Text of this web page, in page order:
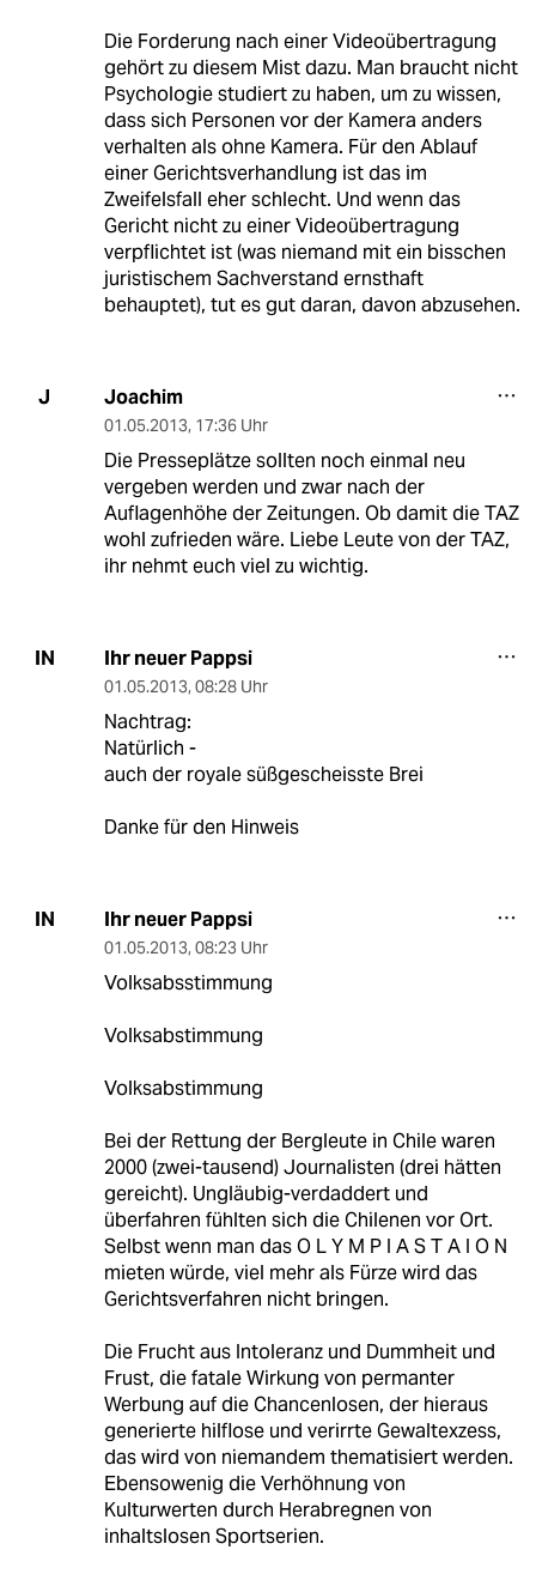
Die Forderung nach einer Videoübertragung
gehört zu diesem Mist dazu. Man braucht nicht
Psychologie studiert zu haben, um zu wissen,
dass sich Personen vor der Kamera anders
verhalten als ohne Kamera. Für den Ablauf
einer Gerichtsverhandlung ist das im
Zweifelsfall eher schlecht. Und wenn das
Gericht nicht zu einer Videoübertragung
verpflichtet ist (was niemand mit ein bisschen
juristischem Sachverstand ernsthaft
behauptet), tut es gut daran, davon abzusehen.
J Joachim
01.05.2013, 17:36 Uhr
Die Presseplätze sollten noch einmal neu
vergeben werden und zwar nach der
Auflagenhöhe der Zeitungen. Ob damit die TAZ
wohl zufrieden wäre. Liebe Leute von der TAZ,
ihr nehmt euch viel zu wichtig.
IN Ihr neuer Pappsi
01.05.2013, 08:28 Uhr
Nachtrag:
Natürlich -
auch der royale süßgescheisste Brei
Danke für den Hinweis
IN Ihr neuer Pappsi
01.05.2013, 08:23 Uhr
Volksabsstimmung
Volksabstimmung
Volksabstimmung
Bei der Rettung der Bergleute in Chile waren
2000 (zwei-tausend) Journalisten (drei hätten
gereicht). Ungläubig-verdaddert und
überfahren fühlten sich die Chilenen vor Ort.
Selbst wenn man das O L Y M P I A S T A I O N
mieten würde, viel mehr als Fürze wird das
Gerichtsverfahren nicht bringen.
Die Frucht aus Intoleranz und Dummheit und
Frust, die fatale Wirkung von permanter
Werbung auf die Chancenlosen, der hieraus
generierte hilflose und verirrte Gewaltexzess,
das wird von niemandem thematisiert werden.
Ebensowenig die Verhöhnung von
Kulturwerten durch Herabregnen von
inhaltslosen Sportserien.